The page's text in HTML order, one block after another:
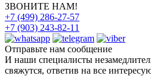
ЗВОНИТЕ НАМ!
+7 (499) 286-27-57
+7 (903) 243-82-11
Отправьте нам сообщение
И наши специалисты
свяжутся, ответив на все